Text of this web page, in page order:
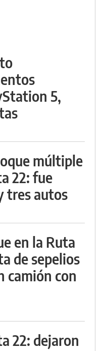
5,
múltiple
22: fue
tres autos
en la Ruta
de sepelios
camión con
22: dejaron